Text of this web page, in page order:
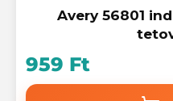
Avery 56801
959 Ft